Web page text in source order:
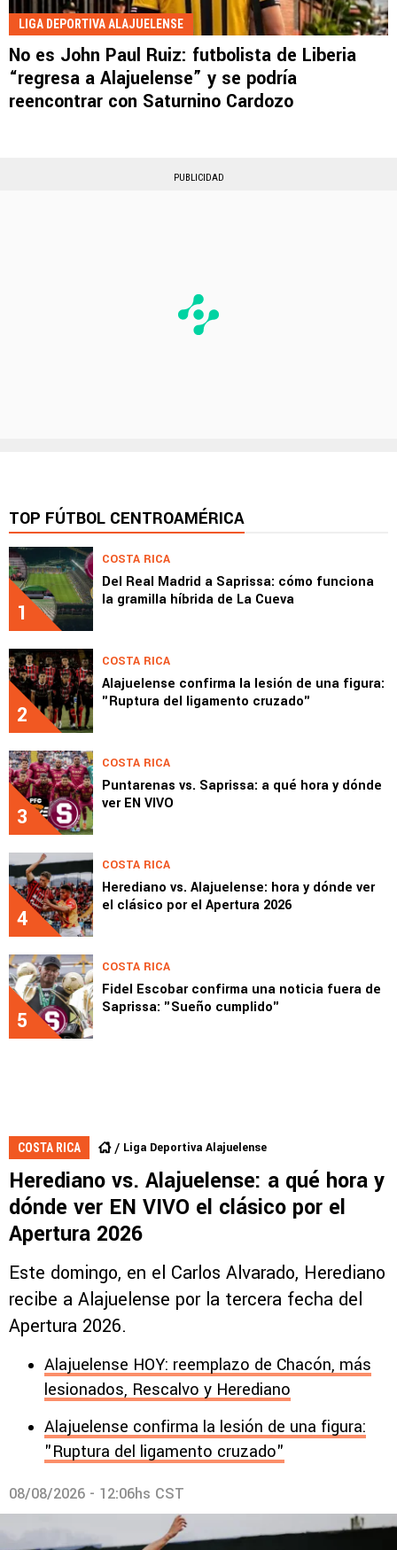
LIGA DEPORTIVA ALAJUELENSE
No es John Paul Ruiz: futbolista de Liberia
“regresa a Alajuelense” y se podría
reencontrar con Saturnino Cardozo
PUBLICIDAD
TOP FÚTBOL CENTROAMÉRICA
1
COSTA RICA
Del Real Madrid a Saprissa: cómo funciona
la gramilla híbrida de La Cueva
2
COSTA RICA
Alajuelense confirma la lesión de una figura:
"Ruptura del ligamento cruzado"
3
COSTA RICA
Puntarenas vs. Saprissa: a qué hora y dónde
ver EN VIVO
4
COSTA RICA
Herediano vs. Alajuelense: hora y dónde ver
el clásico por el Apertura 2026
5
COSTA RICA
Fidel Escobar confirma una noticia fuera de
Saprissa: "Sueño cumplido"
COSTA RICA Liga Deportiva Alajuelense
Herediano vs. Alajuelense: a qué hora y
dónde ver EN VIVO el clásico por el
Apertura 2026
Este domingo, en el Carlos Alvarado, Herediano
recibe a Alajuelense por la tercera fecha del
Apertura 2026.
Alajuelense HOY: reemplazo de Chacón, más
lesionados, Rescalvo y Herediano
Alajuelense confirma la lesión de una figura:
"Ruptura del ligamento cruzado"
08/08/2026 - 12:06hs CST